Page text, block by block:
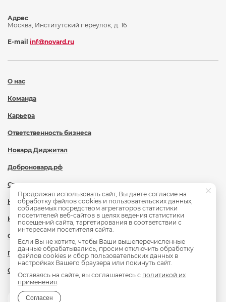
О нас
Команда
Карьера
Ответственность бизнеса
Новард Диджитал
Доброновард.рф
Статьи
Новости
Контакты
Охрана труда
Политика обработки персональных данных
Сведения об образовательной организации
Адрес
Москва, Институтский переулок, д. 16
E-mail inf@novard.ru
Продолжая использовать сайт, Вы даете согласие на
обработку файлов cookies и пользовательских данных,
собираемых посредством агрегаторов статистики
посетителей веб-сайтов в целях ведения статистики
посещений сайта, таргетирования в соответствии с
интересами посетителя сайта.
Если Вы не хотите, чтобы Ваши вышеперечисленные
данные обрабатывались, просим отключить обработку
файлов cookies и сбор пользовательских данных в
настройках Вашего браузера или покинуть сайт.
Оставаясь на сайте, вы соглашаетесь с политикой их
применения.
Согласен